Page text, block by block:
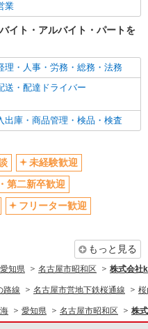
業
イト・アルバイト・パートを
理・人事・労務・総務・法務
送・配達ドライバー
出庫・商品管理・検品・検査
未経験歓迎
第二新卒歓迎
フリーター歓迎
もっと見る
愛知県 名古屋市昭和区 株式会社
路線 名古屋市営地下鉄桜通線
愛知県 名古屋市昭和区 株